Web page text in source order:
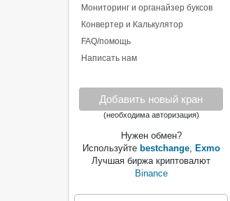
Мониторинг и органайзер буксов
Конвертер и Калькулятор
FAQ/помощь
Написать нам
Добавить новый кран
(необходима авторизация)
Нужен обмен?
Используйте bestchange, Exmo
Лучшая биржа криптовалют
Binance